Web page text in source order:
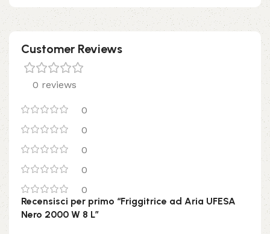
Customer Reviews
0 reviews
0
0
0
0
0
Recensisci per primo “Friggitrice ad Aria UFESA
Nero 2000 W 8 L”